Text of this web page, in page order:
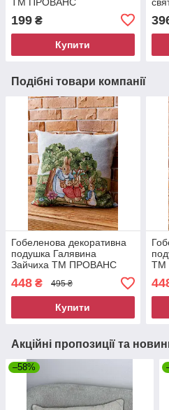
199 ₴
Купити
Подібні товари компанії
Гобеленова декоративна
подушка Галявина
Зайчиха ТМ ПРОВАНС
448 ₴ 495 ₴
Купити
ТМ
Акційні пропозиції та
–58%